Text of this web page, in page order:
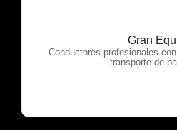
Gran
Conductores profesionales
transporte de
OTP